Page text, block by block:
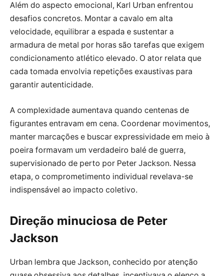
Além do aspecto emocional, Karl Urban enfrentou
desafios concretos. Montar a cavalo em alta
velocidade, equilibrar a espada e sustentar a
armadura de metal por horas são tarefas que exigem
condicionamento atlético elevado. O ator relata que
cada tomada envolvia repetições exaustivas para
garantir autenticidade.
A complexidade aumentava quando centenas de
figurantes entravam em cena. Coordenar movimentos,
manter marcações e buscar expressividade em meio à
poeira formavam um verdadeiro balé de guerra,
supervisionado de perto por Peter Jackson. Nessa
etapa, o comprometimento individual revelava-se
indispensável ao impacto coletivo.
Direção minuciosa de Peter
Jackson
Urban lembra que Jackson, conhecido por atenção